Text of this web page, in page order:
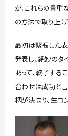
が、これらの貴重
の方法で取り上げ
最初は緊張した
発表し、絶妙のタ
あって、終了す
合わせは成功と言
柄が決まり、生コ